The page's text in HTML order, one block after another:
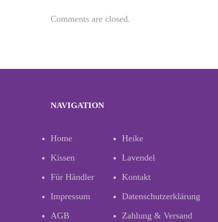
Comments are closed.
NAVIGATION
Home
Heike
Kissen
Lavendel
Für Händler
Kontakt
Impressum
Datenschutzerklärung
AGB
Zahlung & Versand